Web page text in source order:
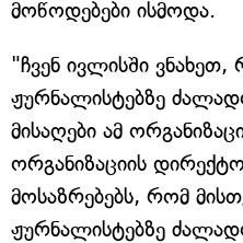
მოწოდებები ისმოდა.
"ჩვენ ივლისში
ჟურნალისტებზე
მისაღები ამ
ორგანიზაციის
მოსაზრებებს, რომ
ჟურნალისტებზე